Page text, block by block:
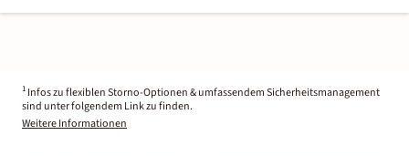
1 Infos zu flexiblen Storno-Optionen & umfassendem Sicherheitsmanagement
sind unter folgendem Link zu finden.
Weitere Informationen